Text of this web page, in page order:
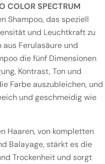
SPECTRUM
Shampoo, das speziell
und Leuchtkraft zu
aus Ferulasäure und
die fünf Dimensionen
Kontrast, Ton und
Farbe auszubleichen, und
und geschmeidig wie
Haaren, von kompletten
Balayage, stärkt es die
Trockenheit und sorgt